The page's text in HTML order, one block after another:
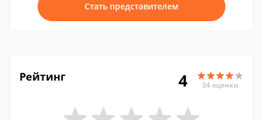
Стать представителем
Рейтинг 4 34 оценки